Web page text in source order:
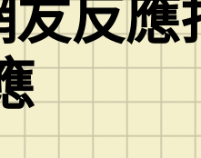
反應